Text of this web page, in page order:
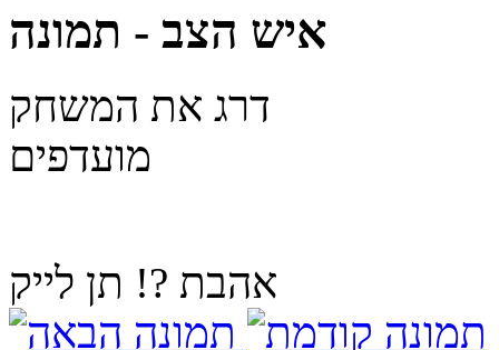
איש הצב - תמונה
דרג את המשחק
מועדפים